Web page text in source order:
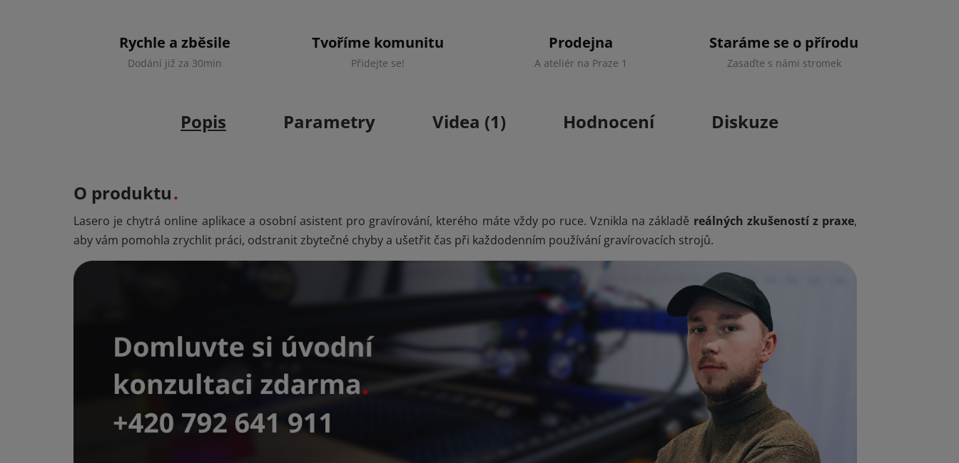
Rychle a zběsile
Dodání již za 30min
Tvoříme komunitu
Přidejte se!
Prodejna
A ateliér na Praze 1
Staráme se o přírodu
Zasaďte s námi stromek
Popis Parametry Videa (1) Hodnocení Diskuze
O produktu
Lasero je chytrá online aplikace a osobní asistent pro gravírování, kterého máte vždy po ruce. Vznikla na základě reálných zkušeností z praxe,
aby vám pomohla zrychlit práci, odstranit zbytečné chyby a ušetřit čas při každodenním používání gravírovacích strojů.